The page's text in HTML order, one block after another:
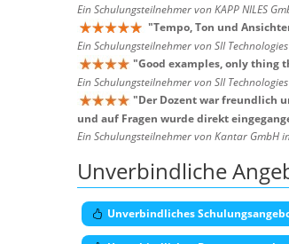
Ein Schulungsteilnehmer von KAPP NILES
"Tempo, Ton und
Ein Schulungsteilnehmer von SII
"Good examples, only thing
Ein Schulungsteilnehmer von SII
"Der Dozent war freundlich
und auf Fragen wurde direkt
Ein Schulungsteilnehmer von Kantar GmbH
Unverbindliche
Unverbindliches